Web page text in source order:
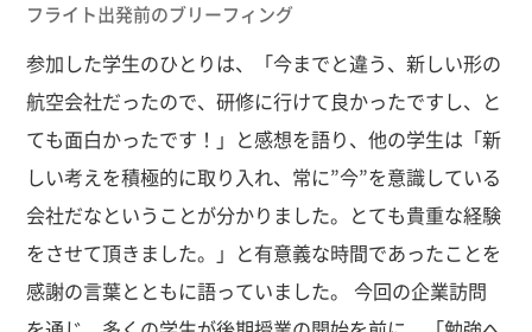
フライト出発前のブリーフィング
参加した学生のひとりは、「今までと違う、新しい形の
航空会社だったので、研修に行けて良かったですし、と
ても面白かったです！」と感想を語り、他の学生は「新
しい考えを積極的に取り入れ、常に”今”を意識している
会社だなということが分かりました。とても貴重な経験
をさせて頂きました。」と有意義な時間であったことを
感謝の言葉とともに語っていました。 今回の企業訪問